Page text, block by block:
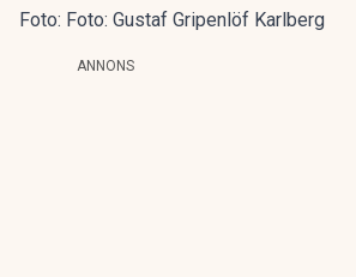
Foto: Foto: Gustaf Gripenlöf Karlberg
ANNONS